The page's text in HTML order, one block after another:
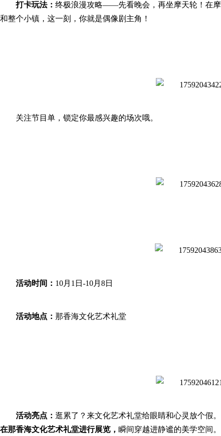
打卡玩法： 终极浪漫攻略——先看晚会，再坐摩天轮！在
和整个小镇，这一刻，你就是偶像剧主角！
关注节目单，锁定你最感兴趣的场次哦。
活动时间： 10月1日-10月8日
活动地点： 那香海文化艺术礼堂
活动亮点： 逛累了？来文化艺术礼堂给眼睛和心灵放个假。
在那香海文化艺术礼堂进行展览， 瞬间穿越进静谧的美学空间。